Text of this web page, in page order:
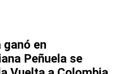
en
Peñuela se